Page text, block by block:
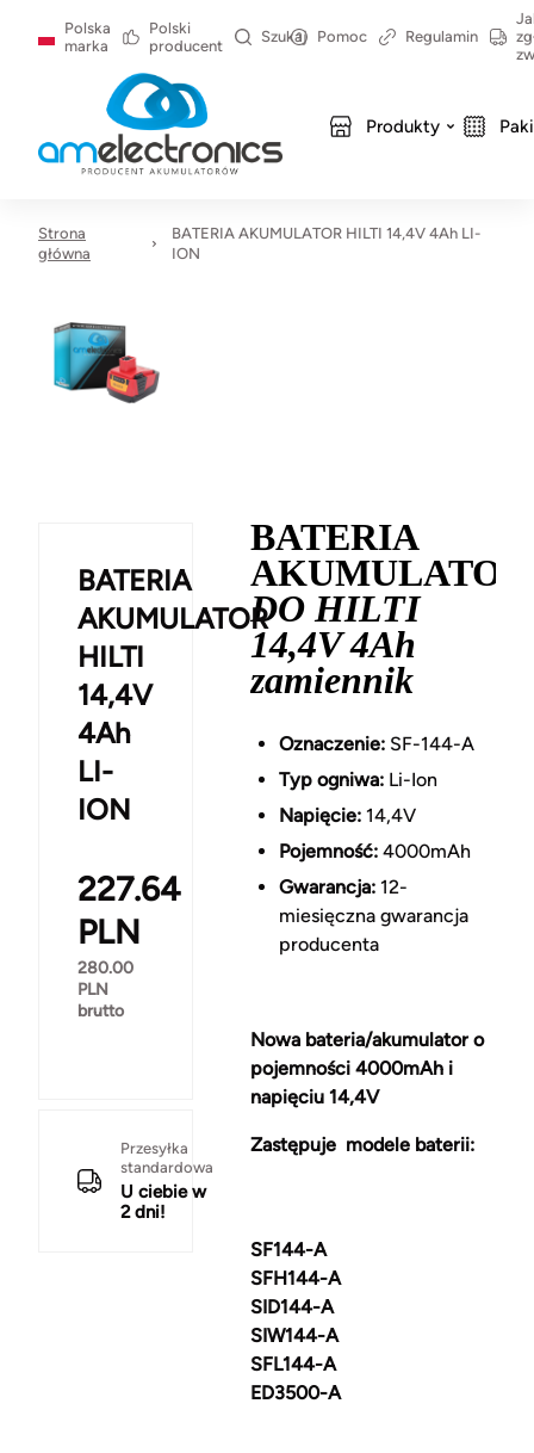
Polska
marka
Polski
producent
Szukaj Pomoc Regulamin
Produkty
Strona
główna
BATERIA AKUMULATOR HILTI 14,4V 4Ah LI-
ION
BATERIA
AKUMULATOR
HILTI
14,4V
4Ah
LI-
ION
227.64
PLN
280.00
PLN
brutto
Przesyłka
standardowa
U ciebie w
2 dni!
BATERIA
AKUMULATOR
DO HILTI
14,4V 4Ah
zamiennik
Oznaczenie:SF-144-A
Typ ogniwa:Li-Ion
Napięcie:14,4V
Pojemność:4000mAh
Gwarancja:12-
miesięczna gwarancja
producenta
Nowa bateria/akumulator o
pojemności 4000mAh i
napięciu 14,4V
Zastępuje modele baterii:
SF144-A
SFH144-A
SID144-A
SIW144-A
SFL144-A
ED3500-A